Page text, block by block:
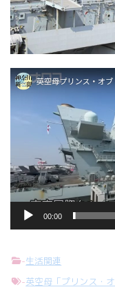
動
画
ー
00:00
-生活関連
-英空母「プリンス・